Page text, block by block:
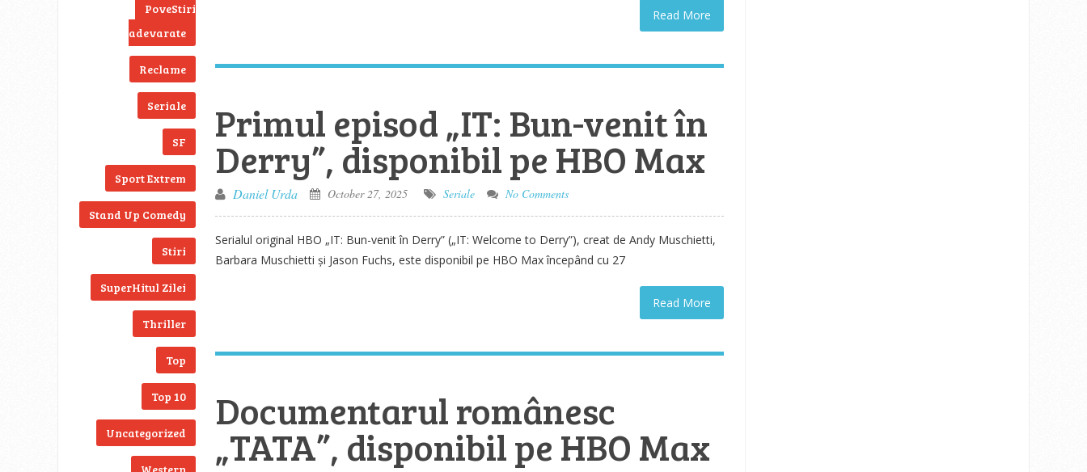
PoveStiri
adevarate
Reclame
Seriale
SF
Sport Extrem
Stand Up Comedy
Stiri
SuperHitul Zilei
Thriller
Top
Top 10
Uncategorized
Read More
Primul episod „IT: Bun-venit în
Derry”, disponibil pe HBO Max
Daniel Urda October 27, 2025 Seriale No Comments
Serialul original HBO „IT: Bun-venit în Derry” („IT: Welcome to Derry”), creat de Andy Muschietti,
Barbara Muschietti și Jason Fuchs, este disponibil pe HBO Max începând cu 27
Read More
Documentarul românesc
„TATA”, disponibil pe HBO Max